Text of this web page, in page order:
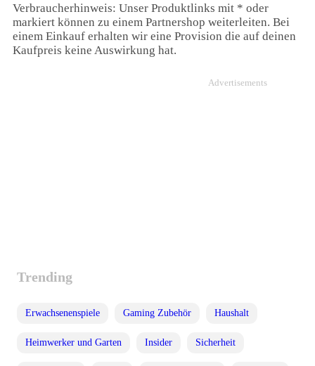
Verbraucherhinweis: Unser Produktlinks mit * oder
markiert können zu einem Partnershop weiterleiten. Bei
einem Einkauf erhalten wir eine Provision die auf deinen
Kaufpreis keine Auswirkung hat.
Advertisements
Trending
Erwachsenenspiele Gaming Zubehör Haushalt
Heimwerker und Garten Insider Sicherheit